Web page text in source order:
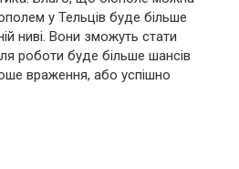
у Тельців буде більше
ниві. Вони зможуть стати
роботи буде більше шансів
враження, або успішно